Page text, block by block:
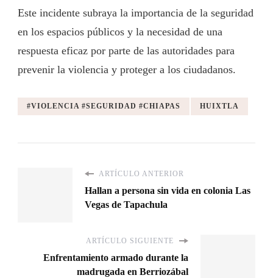
Este incidente subraya la importancia de la seguridad
en los espacios públicos y la necesidad de una
respuesta eficaz por parte de las autoridades para
prevenir la violencia y proteger a los ciudadanos.
#VIOLENCIA #SEGURIDAD #CHIAPAS HUIXTLA
ARTÍCULO ANTERIOR
Hallan a persona sin vida en colonia Las
Vegas de Tapachula
ARTÍCULO SIGUIENTE
Enfrentamiento armado durante la
madrugada en Berriozábal